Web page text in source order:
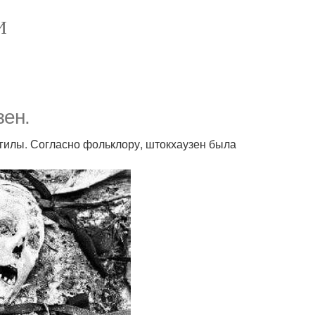
Согласно фольклору, штокхаузен была